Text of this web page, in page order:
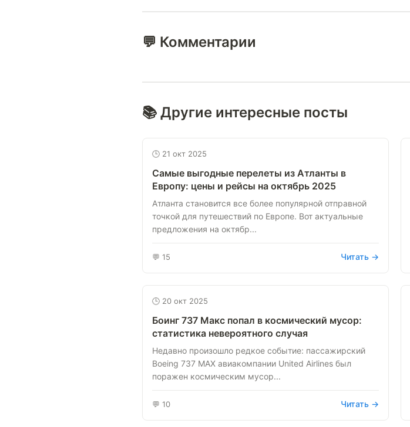
💬 Комментарии
📚 Другие интересные посты
🕒 21 окт 2025
Самые выгодные перелеты из Атланты в
Европу: цены и рейсы на октябрь 2025
Атланта становится все более популярной отправной
точкой для путешествий по Европе. Вот актуальные
предложения на октябр...
💬 15 Читать →
🕒 20 окт 2025
Боинг 737 Макс попал в космический мусор:
статистика невероятного случая
Недавно произошло редкое событие: пассажирский
Boeing 737 MAX авиакомпании United Airlines был
поражен космическим мусор...
💬 10 Читать →